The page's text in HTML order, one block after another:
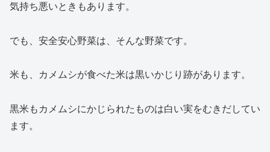
気持ち悪いときもあります。
でも、安全安心野菜は、そんな野菜です。
米も、カメムシが食べた米は黒いかじり跡があります。
黒米もカメムシにかじられたものは白い実をむきだしてい
ます。